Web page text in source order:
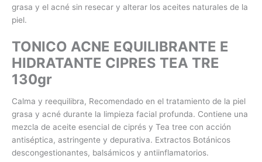
grasa y el acné sin resecar y alterar los aceites naturales de la
piel.
TONICO ACNE EQUILIBRANTE E
HIDRATANTE CIPRES TEA TRE
130gr
Calma y reequilibra, Recomendado en el tratamiento de la piel
grasa y acné durante la limpieza facial profunda. Contiene una
mezcla de aceite esencial de ciprés y Tea tree con acción
antiséptica, astringente y depurativa. Extractos Botánicos
descongestionantes, balsámicos y antiinflamatorios.